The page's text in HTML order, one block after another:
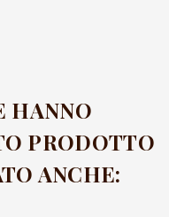
HANNO
PRODOTTO
ANCHE: